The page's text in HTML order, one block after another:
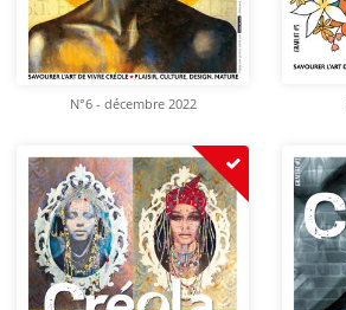
N°6 - décembre 2022